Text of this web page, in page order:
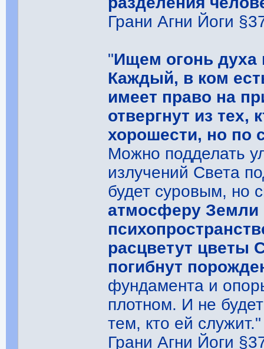
Грани Агни Йоги
"Ищем огонь духа
Каждый, в ком
имеет право на
отвергнут из тех,
хорошести, но по
Можно подделать
излучений Света
будет суровым, но
атмосферу Земли
расцветут цветы
погибнут
фундамента и
плотном. И не
тем, кто ей служит."
Грани Агни Йоги